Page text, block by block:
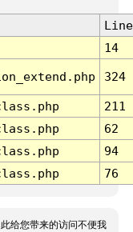
Line
14
324
211
62
94
76
给您带来的访问不便我